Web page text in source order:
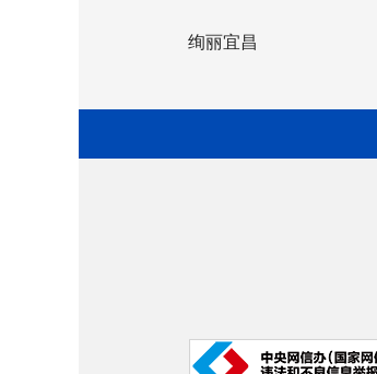
绚丽宜昌